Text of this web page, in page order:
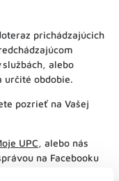
prichádzajúcich
alebo
určité obdobie.
pozrieť na Vašej
UPC, alebo nás
na Facebooku